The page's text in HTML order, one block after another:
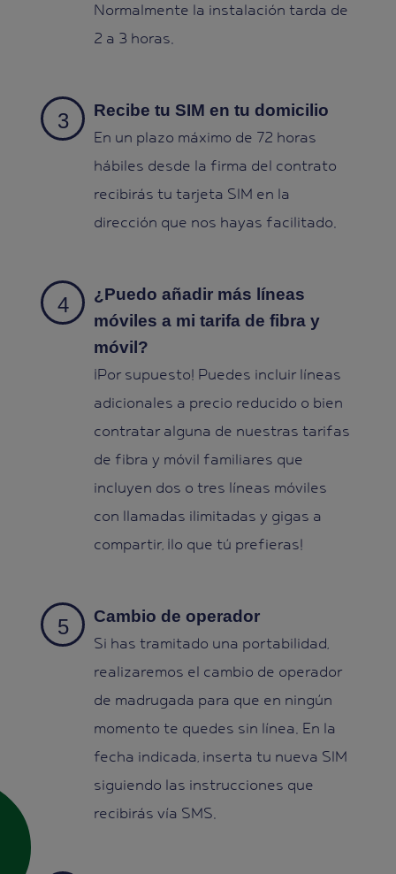
Normalmente la instalación tarda de
2 a 3 horas.
Recibe tu SIM en tu domicilio
En un plazo máximo de 72 horas
hábiles desde la firma del contrato
recibirás tu tarjeta SIM en la
dirección que nos hayas facilitado.
¿Puedo añadir más líneas
móviles a mi tarifa de fibra y
móvil?
¡Por supuesto! Puedes incluir líneas
adicionales a precio reducido o bien
contratar alguna de nuestras tarifas
de fibra y móvil familiares que
incluyen dos o tres líneas móviles
con llamadas ilimitadas y gigas a
compartir, ¡lo que tú prefieras!
Cambio de operador
Si has tramitado una portabilidad,
realizaremos el cambio de operador
de madrugada para que en ningún
momento te quedes sin línea. En la
fecha indicada, inserta tu nueva SIM
siguiendo las instrucciones que
recibirás vía SMS.